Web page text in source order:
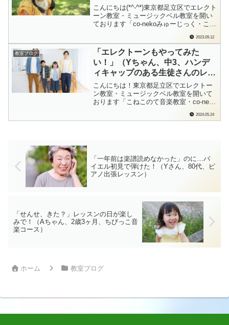
こんにちは(*^-^*)東京都足立区でエレクト
ーン教室・ミュージックベル教室を開い
ております「co-nekoみゅーじっく・こね
す。「もう1回ひきたい！」「もう1
回？」「だってたのしいもん！」弾ける
とうれしくなっちゃうよね！各ブログラ
ンキングに参加しています。もしよろ...
2023.09.12
教室ブログ
「エレクトーンもやってみた
い！」（Yちゃん、中3、ハンデ
ィキャップのある生徒さんのレッ
スン）
こんにちは！東京都足立区でエレクトー
ン教室・ミュージックベル教室を開いて
おります「こねこのて音楽教室・co-neko
日曜日に発表会を終えて。かっこよくピ
2024.05.24
「一年前は楽譜読めなかった」のに…バ
イエル初見で弾けた！（Yさん、80代、ピ
アノ出張レッスン）
「せんせ、きた？」レッスンの日が楽し
みで！（Aちゃん、2歳3ヶ月、ちびっこ音
楽コース）
ホーム 教室ブログ